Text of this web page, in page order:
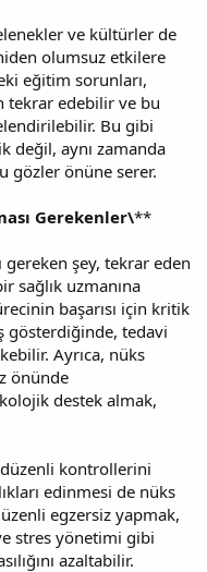
ve kültürler de
olumsuz etkilere
eğitim sorunları,
tekrar edebilir ve bu
Bu gibi
değil, aynı zamanda
gözler önüne serer.
Gerekenler\**
şey, tekrar eden
sağlık uzmanına
başarısı için kritik
gösterdiğinde, tedavi
Ayrıca, nüks
önünde
destek almak,
düzenli kontrollerini
edinmesi de nüks
egzersiz yapmak,
stres yönetimi gibi
azaltabilir.